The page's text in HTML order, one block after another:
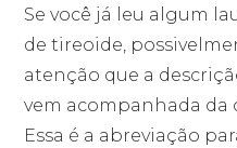
Se você já leu algum
de tireoide,
atenção que a
vem acompanhada da
Essa é a abreviação